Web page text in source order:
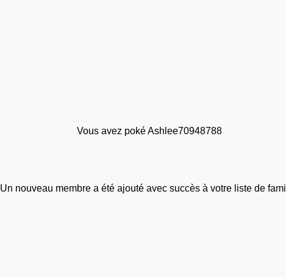
Vous avez poké Ashlee70948788
Un nouveau membre a été ajouté avec succès à votre liste de